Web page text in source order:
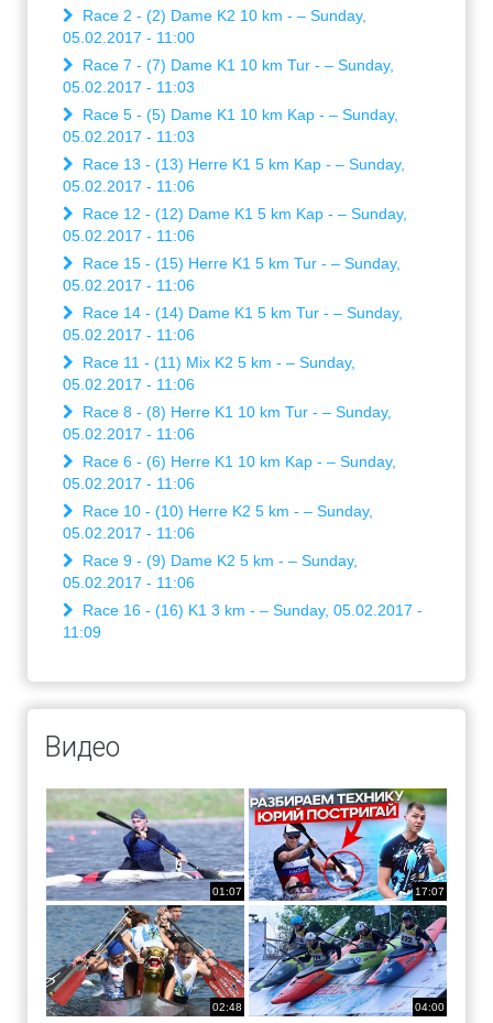
Race 2 - (2) Dame K2 10 km - – Sunday,
05.02.2017 - 11:00
Race 7 - (7) Dame K1 10 km Tur - – Sunday,
05.02.2017 - 11:03
Race 5 - (5) Dame K1 10 km Kap - – Sunday,
05.02.2017 - 11:03
Race 13 - (13) Herre K1 5 km Kap - – Sunday,
05.02.2017 - 11:06
Race 12 - (12) Dame K1 5 km Kap - – Sunday,
05.02.2017 - 11:06
Race 15 - (15) Herre K1 5 km Tur - – Sunday,
05.02.2017 - 11:06
Race 14 - (14) Dame K1 5 km Tur - – Sunday,
05.02.2017 - 11:06
Race 11 - (11) Mix K2 5 km - – Sunday,
05.02.2017 - 11:06
Race 8 - (8) Herre K1 10 km Tur - – Sunday,
05.02.2017 - 11:06
Race 6 - (6) Herre K1 10 km Kap - – Sunday,
05.02.2017 - 11:06
Race 10 - (10) Herre K2 5 km - – Sunday,
05.02.2017 - 11:06
Race 9 - (9) Dame K2 5 km - – Sunday,
05.02.2017 - 11:06
Race 16 - (16) K1 3 km - – Sunday, 05.02.2017 -
11:09
Видео
01:07 17:07
02:48 04:00